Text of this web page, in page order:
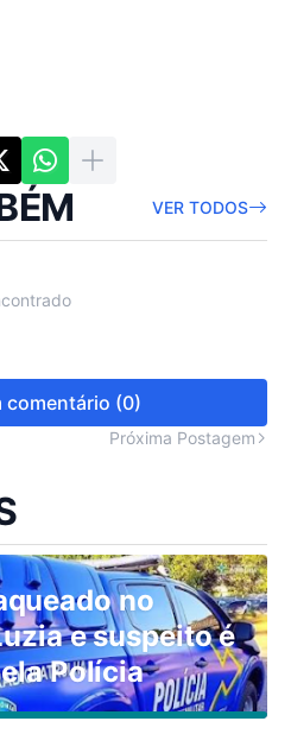
VER TODOS
comentário (0)
Próxima Postagem
no
e suspeito é
Polícia